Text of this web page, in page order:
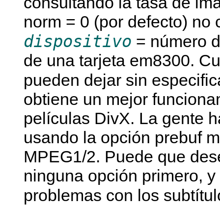
norm = 0 (por defecto) no
dispositivo = número
de una tarjeta em8300.
pueden dejar sin
obtiene un mejor
películas DivX. La gente
usando la opción prebuf
MPEG1/2. Puede que
ninguna opción primero,
problemas con los